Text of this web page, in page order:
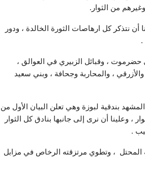
من الثوار.
نتذكر كل ارهاصات الثورة الخالدة ، ودور
.
حضرموت ، وقبائل الزبيري في العوالق ،
، والمحاربة وجحافة ، وبني سعيد
بندقية لبوزة وهي تعلن البيان الأول من
وعلينا أن نرى إلى جانبها بنادق كل الثوار
.
المحتل ، وتطوي مرتزقته الرخاص في مزابل